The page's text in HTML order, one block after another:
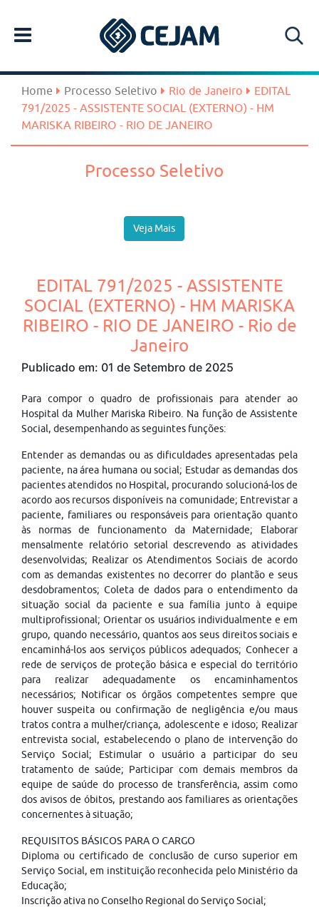
Home Processo Seletivo Rio de Janeiro
EDITAL
791/2025 - ASSISTENTE SOCIAL (EXTERNO) - HM
MARISKA RIBEIRO - RIO DE JANEIRO
Processo Seletivo
Veja Mais
EDITAL 791/2025 - ASSISTENTE
SOCIAL (EXTERNO) - HM MARISKA
RIBEIRO - RIO DE JANEIRO - Rio de
Janeiro
Publicado em: 01 de Setembro de 2025
Para compor o quadro de profissionais para atender ao
Hospital da Mulher Mariska Ribeiro. Na função de Assistente
Social, desempenhando as seguintes funções:
Entender as demandas ou as dificuldades apresentadas pela
paciente, na área humana ou social; Estudar as demandas dos
pacientes atendidos no Hospital, procurando solucioná-los de
acordo aos recursos disponíveis na comunidade; Entrevistar a
paciente, familiares ou responsáveis para orientação quanto
às normas de funcionamento da Maternidade; Elaborar
mensalmente relatório setorial descrevendo as atividades
desenvolvidas; Realizar os Atendimentos Sociais de acordo
com as demandas existentes no decorrer do plantão e seus
desdobramentos; Coleta de dados para o entendimento da
situação social da paciente e sua família junto à equipe
multiprofissional; Orientar os usuários individualmente e em
grupo, quando necessário, quantos aos seus direitos sociais e
encaminhá-los aos serviços públicos adequados; Conhecer a
rede de serviços de proteção básica e especial do território
para realizar adequadamente os encaminhamentos
necessários; Notificar os órgãos competentes sempre que
houver suspeita ou confirmação de negligência e/ou maus
tratos contra a mulher/criança, adolescente e idoso; Realizar
entrevista social, estabelecendo o plano de intervenção do
Serviço Social; Estimular o usuário a participar do seu
tratamento de saúde; Participar com demais membros da
equipe de saúde do processo de transferência, assim como
dos avisos de óbitos, prestando aos familiares as orientações
concernentes à situação;
REQUISITOS BÁSICOS PARA O CARGO
Diploma ou certificado de conclusão de curso superior em
Serviço Social, em instituição reconhecida pelo Ministério da
Educação;
Inscrição ativa no Conselho Regional do Serviço Social;